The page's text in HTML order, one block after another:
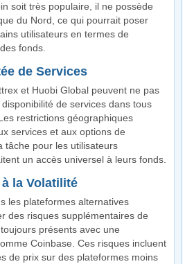
soit très populaire, il ne possède
du Nord, ce qui pourrait poser
utilisateurs en termes de
fonds.
de Services
et Huobi Global peuvent ne pas
de services dans tous
restrictions géographiques
services et aux options de
tâche pour les utilisateurs
un accès universel à leurs fonds.
la Volatilité
les plateformes alternatives
des risques supplémentaires de
présents avec une
Coinbase. Ces risques incluent
de prix sur des plateformes moins